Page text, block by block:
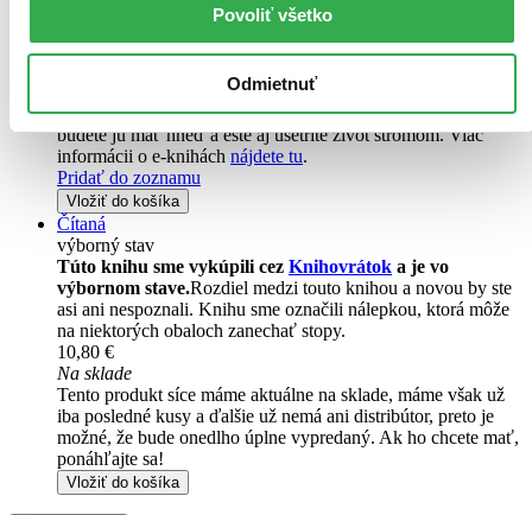
Povoliť všetko
Odmietnuť
E-kniha PDF EPUB MOBI
Máte čítačku, tablet alebo mobil? Stiahnite si do nich e-knihu:
budete ju mať hneď a ešte aj ušetríte život stromom. Viac
informácii o e-knihách nájdete tu.
Pridať do zoznamu
Vložiť do košíka
Čítaná
výborný stav
Túto knihu sme vykúpili cez Knihovrátok a je vo
výbornom stave.Rozdiel medzi touto knihou a novou by ste
asi ani nespoznali. Knihu sme označili nálepkou, ktorá môže
na niektorých obaloch zanechať stopy.
10,80 €
Na sklade
Tento produkt síce máme aktuálne na sklade, máme však už
iba posledné kusy a ďalšie už nemá ani distribútor, preto je
možné, že bude onedlho úplne vypredaný. Ak ho chcete mať,
ponáhľajte sa!
Vložiť do košíka